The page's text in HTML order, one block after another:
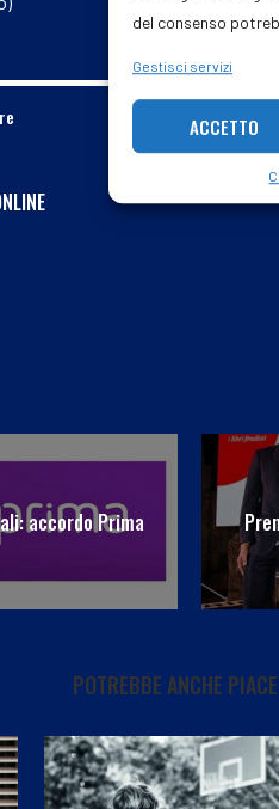
del consenso
Gestisci servizi
ACCETTO
accordo Prima
POTREBBE ANCHE